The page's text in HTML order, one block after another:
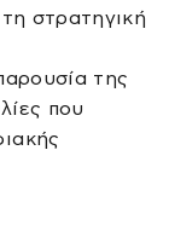
στρατηγική
της
που